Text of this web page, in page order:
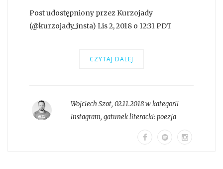
Post udostępniony przez Kurzojady
(@kurzojady_insta) Lis 2, 2018 o 12:31 PDT
CZYTAJ DALEJ
Wojciech Szot, 02.11.2018 w kategorii
instagram, gatunek literacki:poezja